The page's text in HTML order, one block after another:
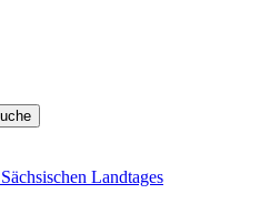
Landtages